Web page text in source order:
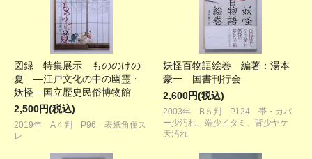
図録 特集展示 もののけの
夏 ―江戸文化の中の幽霊・
妖怪―国立歴史民俗博物館
2,500円(税込)
2019年 A４判 P96 表紙角僅ス
レ
妖怪百物語絵巻 編著：湯本
豪一 国書刊行会
2,600円(税込)
2003年 B５判 P124 帯・カバ
ー少汚れ、端少イタミ、背少ヤケ
天汚れ